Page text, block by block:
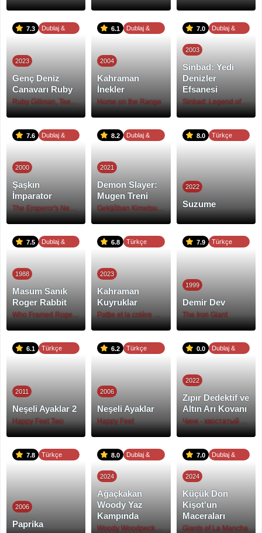
7.3
Dublaj &
2023
Genç Deniz
Canavarı Ruby
6.1
Dublaj &
2004
Kahraman
İnekler
Home on the Range
7.0
Dublaj &
2003
Sinbad: Yedi
Denizler
Efsanesi
7.6
Dublaj &
2000
Şaşkın
İmparator
The Emperor's New Groove
8.2
Dublaj &
2021
Demon Slayer:
Mugen Treni
Gekijôban Kimetsu no yaiba: Mugen Ressha hen
8.0
Türkçe
2022
Suzume
7.5
Dublaj &
1988
Masum Sanık
Roger Rabbit
Who Framed Roger Rabbit
6.8
Türkçe
2023
Kahraman
Kuyruklar
Pattie et la colère de Poséidon
7.9
Türkçe
1999
Demir Dev
The Iron Giant
6.1
Türkçe
2011
Neşeli Ayaklar 2
Happy Feet Two
6.2
Türkçe
2006
Neşeli Ayaklar
Happy Feet
0.0
Dublaj &
2022
Zıpır Dedektif ve
Altın Arı Kovanı
Чинк - хвостатый детектив
7.8
Türkçe
2006
Paprika
8.0
Dublaj &
2024
Ağaçkakan
Woody Yaz
Kampında
Woody Woodpecker Goes to Camp
7.0
Dublaj &
2024
Küçük Don
Kişot'un
Maceraları
Giants of La Mancha